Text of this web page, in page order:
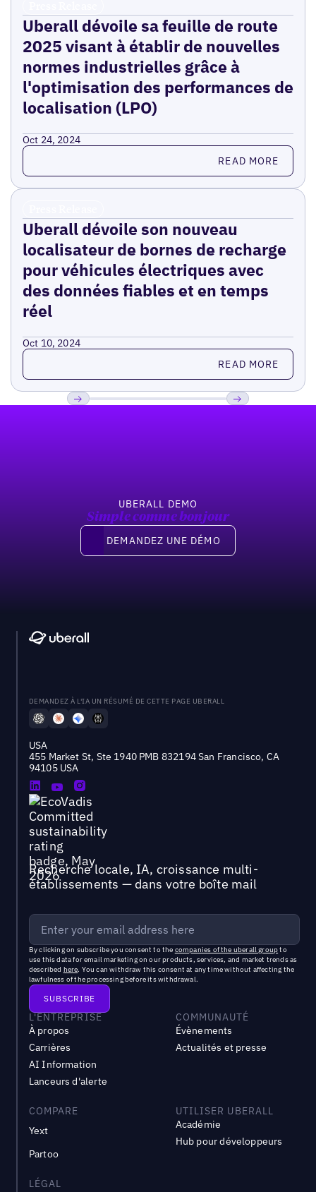
Uberall dévoile sa feuille de route
2025 visant à établir de nouvelles
normes industrielles grâce à
l'optimisation des performances de
localisation (LPO)
Oct 24, 2024
Read more READ MORE
Uberall dévoile son nouveau
localisateur de bornes de recharge
pour véhicules électriques avec
des données fiables et en temps
réel
Oct 10, 2024
Read more READ MORE
UBERALL DEMO
Simple comme bonjour
Demandez une démo
DEMANDEZ UNE DÉMO
DEMANDEZ À L'IA UN RÉSUMÉ DE CETTE PAGE UBERALL
USA
455 Market St, Ste 1940 PMB 832194 San Francisco, CA
94105 USA
Recherche locale, IA, croissance multi-
établissements — dans votre boîte mail
By clicking on subscribe you consent to the companies of the uberall groupto
use this data for email marketing on our products, services, and market trends as
described here. You can withdraw this consent at any time without affecting the
lawfulness of the processing before its withdrawal.
L'ENTREPRISE
À propos
Carrières
AI Information
Lanceurs d'alerte
COMMUNAUTÉ
Évènements
Actualités et presse
COMPARE
Yext
Partoo
UTILISER UBERALL
Académie
Hub pour développeurs
LÉGAL